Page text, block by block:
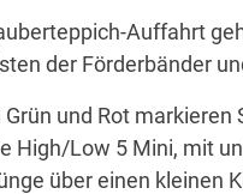
Auffahrt
der Förderbänder
und Rot
High/Low 5 Mini, mit
über einen kleinen